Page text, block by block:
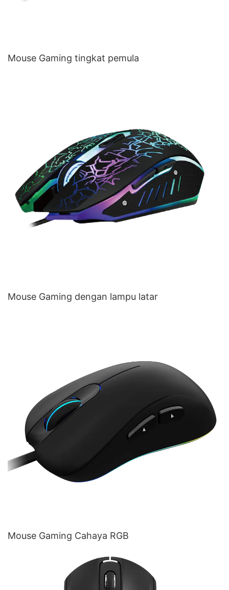
Mouse Gaming tingkat pemula
Mouse Gaming dengan lampu latar
Mouse Gaming Cahaya RGB